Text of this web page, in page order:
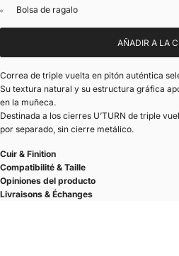
Bolsa de ragalo
AÑADIR A LA
Correa de triple vuelta en pitón auténtica
Su textura natural y su estructura gráfica
en la muñeca.
Destinada a los cierres U’TURN de triple
por separado, sin cierre metálico.
Cuir & Finition
Compatibilité & Taille
Opiniones del producto
Livraisons & Échanges